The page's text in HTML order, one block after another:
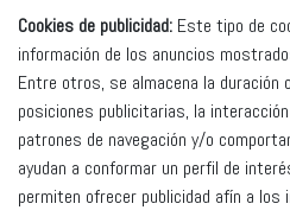
Cookies de publicidad: Este tipo de
información de los anuncios
Entre otros, se almacena la duración
posiciones publicitarias, la
patrones de navegación y/o
ayudan a conformar un perfil de
permiten ofrecer publicidad afín a los